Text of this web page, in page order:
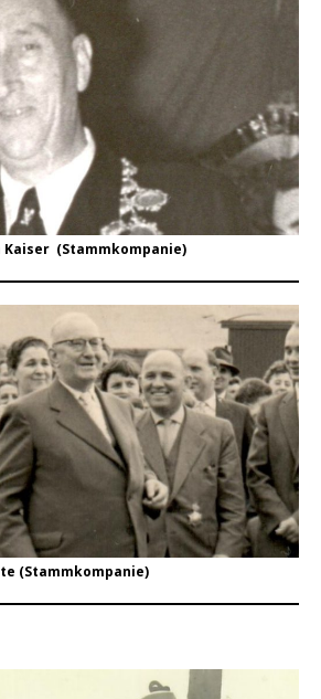
Kaiser (Stammkompanie)
(Stammkompanie)